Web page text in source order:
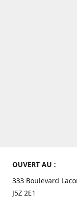
OUVERT AU :
333 Boulevard
J5Z 2E1